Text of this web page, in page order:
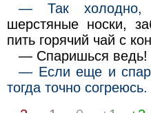
— Так холодно,
шерстяные носки,
пить горячий чай с
— Спаришься ведь!
— Если еще и
тогда точно согреюсь.